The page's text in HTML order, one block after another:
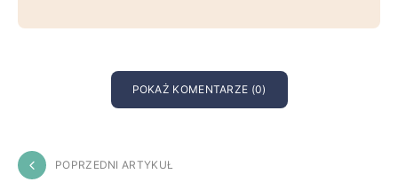
POKAŻ KOMENTARZE (0)
POPRZEDNI ARTYKUŁ